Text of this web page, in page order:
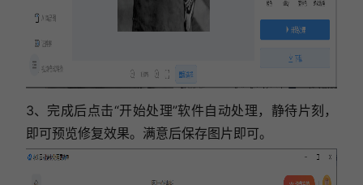
3、完成后点击“开始处理”软件自动处理，静待片刻，
即可预览修复效果。满意后保存图片即可。